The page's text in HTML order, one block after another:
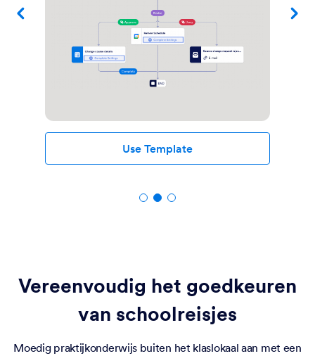
Use Template
Vereenvoudig het goedkeuren
van schoolreisjes
Moedig praktijkonderwijs buiten het klaslokaal aan met een